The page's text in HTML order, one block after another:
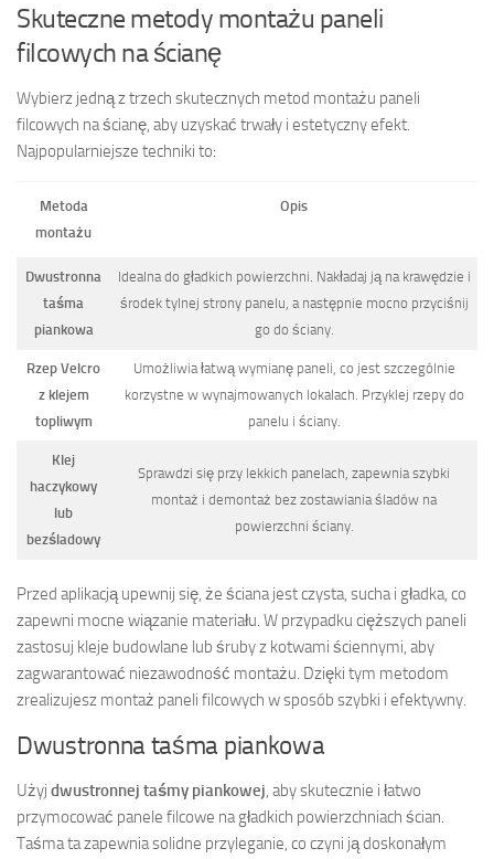
Skuteczne metody montażu paneli
filcowych na ścianę
Wybierz jedną z trzech skutecznych metod montażu paneli
filcowych na ścianę, aby uzyskać trwały i estetyczny efekt.
Najpopularniejsze techniki to:
Metoda
montażu
Opis
Dwustronna
taśma
piankowa
Idealna do gładkich powierzchni. Nakładaj ją na krawędzie i
środek tylnej strony panelu, a następnie mocno przyciśnij
go do ściany.
Rzep Velcro
z klejem
topliwym
Umożliwia łatwą wymianę paneli, co jest szczególnie
korzystne w wynajmowanych lokalach. Przyklej rzepy do
panelu i ściany.
Klej
haczykowy
lub
bezśladowy
Sprawdzi się przy lekkich panelach, zapewnia szybki
montaż i demontaż bez zostawiania śladów na
powierzchni ściany.
Przed aplikacją upewnij się, że ściana jest czysta, sucha i gładka, co
zapewni mocne wiązanie materiału. W przypadku cięższych paneli
zastosuj kleje budowlane lub śruby z kotwami ściennymi, aby
zagwarantować niezawodność montażu. Dzięki tym metodom
zrealizujesz montaż paneli filcowych w sposób szybki i efektywny.
Dwustronna taśma piankowa
Użyj dwustronnej taśmy piankowej, aby skutecznie i łatwo
przymocować panele filcowe na gładkich powierzchniach ścian.
Taśma ta zapewnia solidne przyleganie, co czyni ją doskonałym